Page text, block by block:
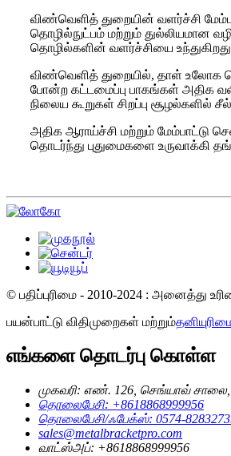
விண்வெளித் துறையின் வளர்ச்சி
தொழில்நுட்பம் மற்றும் துல்லியமான
தொழில்களின் வளர்ச்சியை
விண்வெளித் துறையில், தாள் உலோக
போன்ற கட்டமைப்பு பாகங்கள் அதிக
நிலைய கூறுகள் சிறப்பு
அதிக ஆராய்ச்சி மற்றும் மேம்பாட்டு
தொடர்ந்து புதுமைகளை உருவாக்கி
© பதிப்புரிமை - 2010-2024 : அனைத்து
பயன்பாட்டு விதிமுறைகள் மற்றும்
எங்களை தொடர்பு கொள்ள
முகவரி: எண். 126, செங்யாவ்
தொலைபேசி: +8618868999956
தொலைபேசி/ஃபேக்ஸ்: 0574-
sales@metalbracketpro.com
வாட்ஸ்அப்: +8618868999956